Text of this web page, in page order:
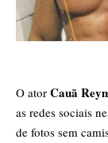
O ator Cauã
as redes sociais
de fotos sem